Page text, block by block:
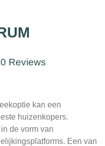
Reviews
kan een
huizenkopers.
de vorm van
Een van